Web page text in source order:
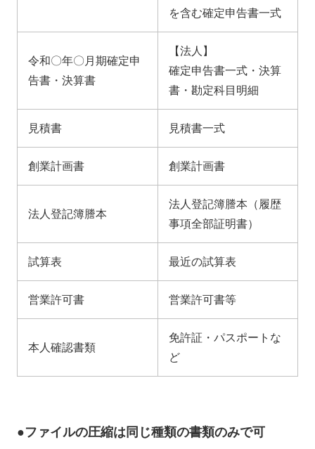
を含む確定申告書一式
令和〇年〇月期確定申
告書・決算書
【法人】
確定申告書一式・決算
書・勘定科目明細
見積書 見積書一式
創業計画書 創業計画書
法人登記簿謄本
法人登記簿謄本（履歴
事項全部証明書）
試算表 最近の試算表
営業許可書 営業許可書等
本人確認書類
免許証・パスポートな
ど
●ファイルの圧縮は同じ種類の書類のみで可